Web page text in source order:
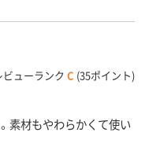
ビューランク C (35ポイント)
素材もやわらかくて使い